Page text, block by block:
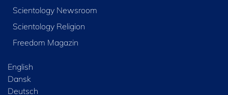
Scientology Newsroom
Scientology Religion
Freedom Magazin
English
Dansk
Deutsch